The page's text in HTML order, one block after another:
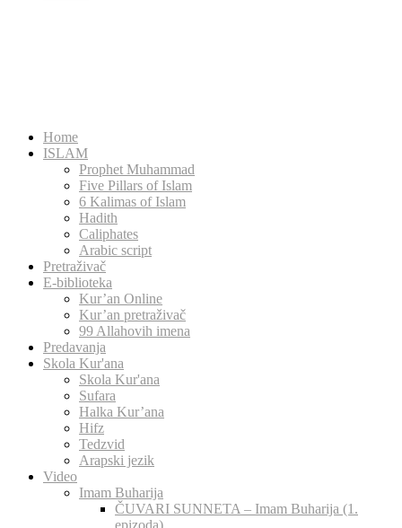
Home
ISLAM
Prophet Muhammad
Five Pillars of Islam
6 Kalimas of Islam
Hadith
Caliphates
Arabic script
Pretraživač
E-biblioteka
Kur’an Online
Kur’an pretraživač
99 Allahovih imena
Predavanja
Skola Kur'ana
Skola Kur'ana
Sufara
Halka Kur’ana
Hifz
Tedzvid
Arapski jezik
Video
Imam Buharija
ČUVARI SUNNETA – Imam Buharija (1.
epizoda)